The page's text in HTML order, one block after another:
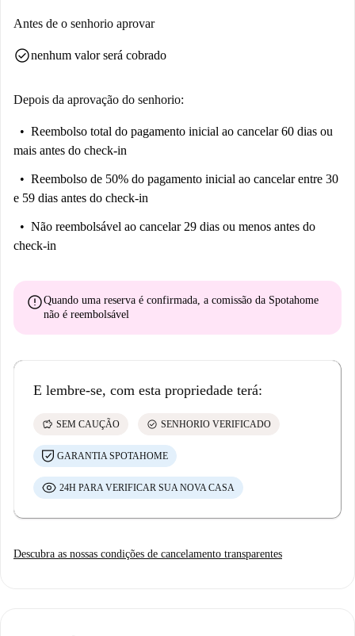
Antes de o senhorio aprovar
check_circlenenhum valor será cobrado
Depois da aprovação do senhorio:
Reembolso total do pagamento inicial ao cancelar 60 dias ou
mais antes do check-in
Reembolso de 50% do pagamento inicial ao cancelar entre 30
e 59 dias antes do check-in
Não reembolsável ao cancelar 29 dias ou menos antes do
check-in
errorQuando uma reserva é confirmada, a comissão da Spotahome
não é reembolsável
E lembre-se, com esta propriedade terá:
savings SEM CAUÇÃO check_circle SENHORIO VERIFICADO
GARANTIA SPOTAHOME
24H PARA VERIFICAR SUA NOVA CASA
Descubra as nossas condições de cancelamento transparentes